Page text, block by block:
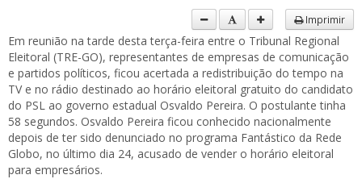
Imprimir
Em reunião na tarde desta terça-feira entre o Tribunal Regional
Eleitoral (TRE-GO), representantes de empresas de comunicação
e partidos políticos, ficou acertada a redistribuição do tempo na
TV e no rádio destinado ao horário eleitoral gratuito do candidato
do PSL ao governo estadual Osvaldo Pereira. O postulante tinha
58 segundos. Osvaldo Pereira ficou conhecido nacionalmente
depois de ter sido denunciado no programa Fantástico da Rede
Globo, no último dia 24, acusado de vender o horário eleitoral
para empresários.